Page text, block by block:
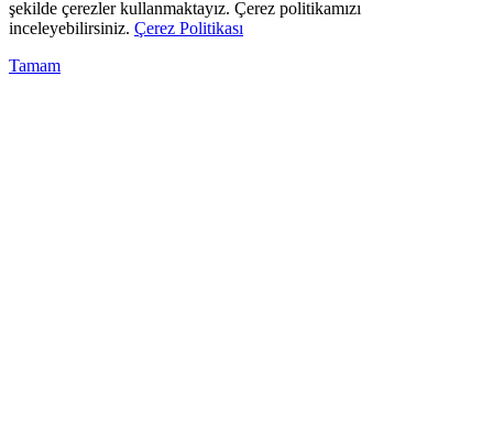
şekilde çerezler kullanmaktayız. Çerez politikamızı
inceleyebilirsiniz. Çerez Politikası
Tamam